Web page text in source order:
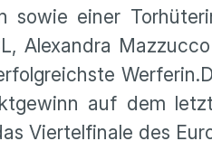
sowie einer
Alexandra
auf dem
Viertel­fi­nale des